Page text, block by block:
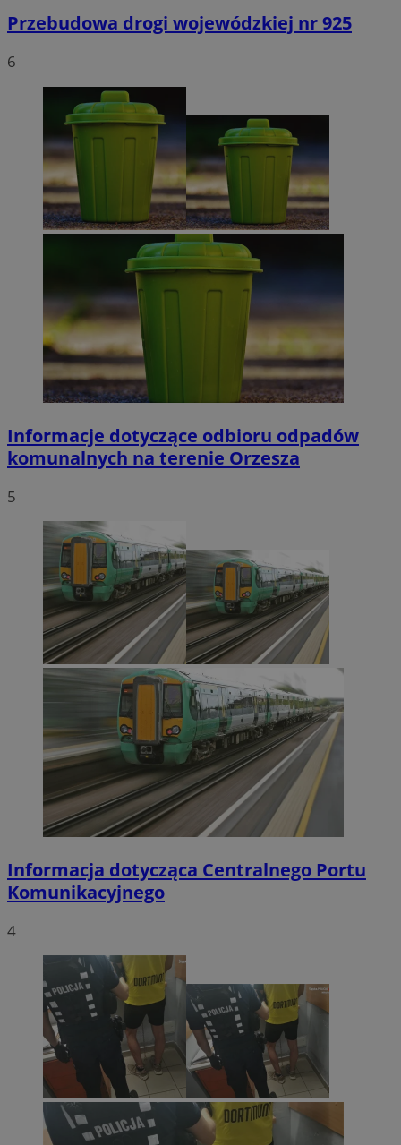
Przebudowa drogi wojewódzkiej nr 925
6
Informacje dotyczące odbioru odpadów
komunalnych na terenie Orzesza
5
Informacja dotycząca Centralnego Portu
Komunikacyjnego
4